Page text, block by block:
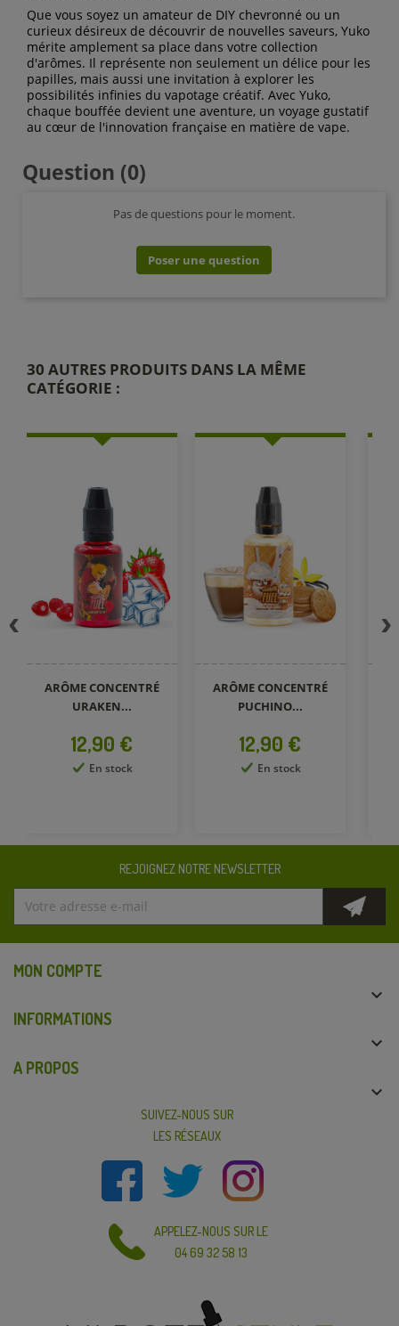
Que vous soyez un amateur de DIY chevronné ou un
curieux désireux de découvrir de nouvelles saveurs, Yuko
mérite amplement sa place dans votre collection
d'arômes. Il représente non seulement un délice pour les
papilles, mais aussi une invitation à explorer les
possibilités infinies du vapotage créatif. Avec Yuko,
chaque bouffée devient une aventure, un voyage gustatif
au cœur de l'innovation française en matière de vape.
Question (0)
Pas de questions pour le moment.
Poser une question
30 AUTRES PRODUITS DANS LA MÊME
CATÉGORIE :
ARÔME CONCENTRÉ
URAKEN...
Prix
12,90 €
En stock
ARÔME CONCENTRÉ
PUCHINO...
Prix
12,90 €
En stock
REJOIGNEZ NOTRE NEWSLETTER
MON COMPTE

INFORMATIONS

A PROPOS

SUIVEZ-NOUS SUR
LES RÉSEAUX
APPELEZ-NOUS SUR LE
04 69 32 58 13